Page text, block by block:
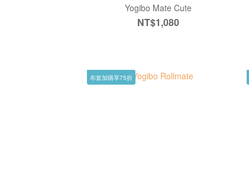
Yogibo Mate Cute
NT$1,080
布套加購享75折